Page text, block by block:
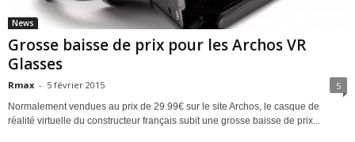
News
Grosse baisse de prix pour les Archos VR
Glasses
Rmax - 5 février 2015 5
Normalement vendues au prix de 29.99€ sur le site Archos, le casque de
réalité virtuelle du constructeur français subit une grosse baisse de prix...